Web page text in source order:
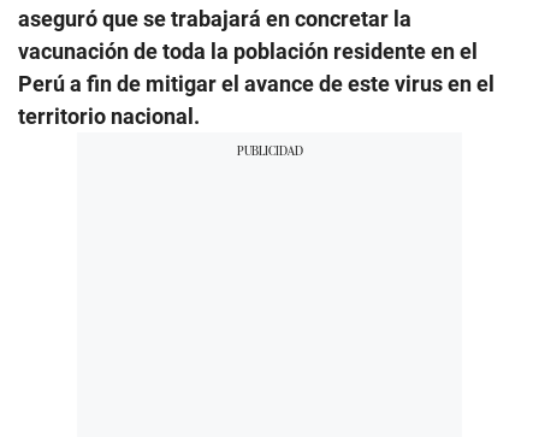
aseguró que se trabajará en concretar la
vacunación de toda la población residente en el
Perú a fin de mitigar el avance de este virus en el
territorio nacional.